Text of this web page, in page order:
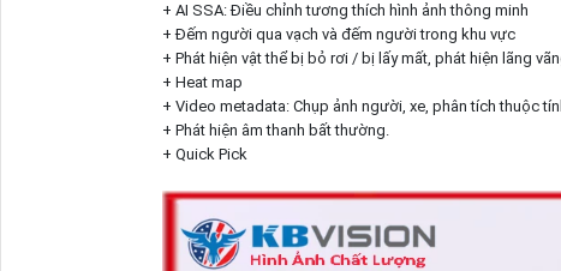
+ AI SSA: Điều chỉnh tương thích hình ảnh thông minh
+ Đếm người qua vạch và đếm người trong khu vực
+ Phát hiện vật thể bị bỏ rơi / bị lấy mất, phát hiện lãng
+ Heat map
+ Video metadata: Chụp ảnh người, xe, phân tích thuộc
+ Phát hiện âm thanh bất thường.
+ Quick Pick